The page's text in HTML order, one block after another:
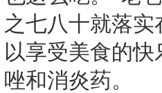
之七八十就落
以享受美食的
唑和消炎药。